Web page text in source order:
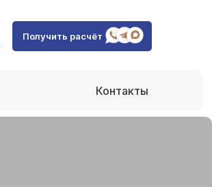
Контакты
Получить расчёт